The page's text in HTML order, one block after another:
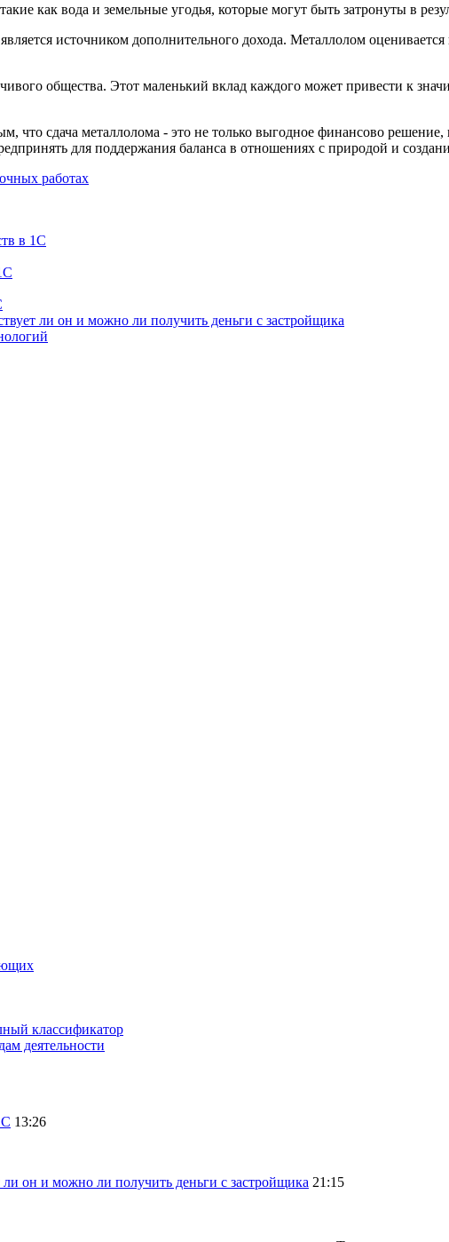
как вода и земельные угодья, которые могут быть затронуты в
источником дополнительного дохода. Металлолом
общества. Этот маленький вклад каждого может привести к
что сдача металлолома - это не только выгодное финансово
для поддержания баланса в отношениях с природой и
работах
в 1С
ли он и можно ли получить деньги с застройщика
классификатор
деятельности
13:26
он и можно ли получить деньги с застройщика 21:15